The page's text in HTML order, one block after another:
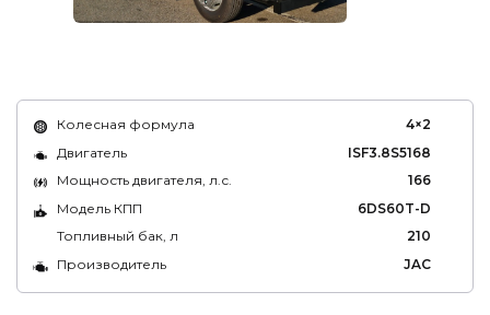
Колесная формула
4×2
Двигатель
ISF3.8S5168
Мощность двигателя, л.с.
166
Модель КПП
6DS60T-D
Топливный бак, л
210
Производитель
JAC